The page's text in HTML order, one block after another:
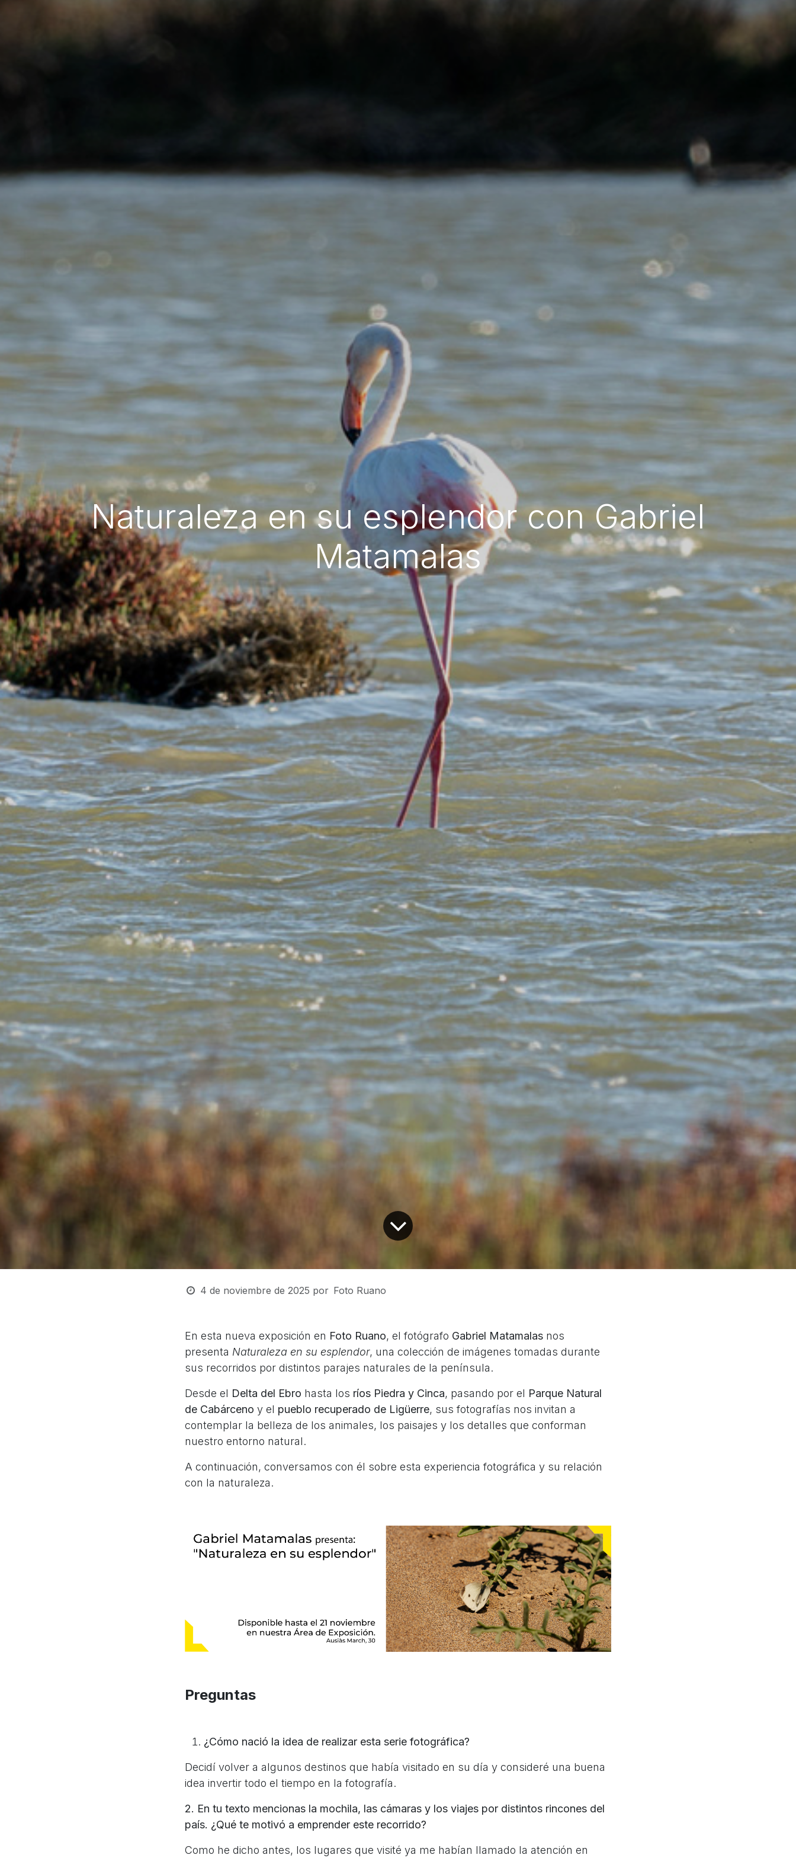
Naturaleza en su esplendor con Gabriel
Matamalas
4 de noviembre de 2025 por Foto Ruano
En esta nueva exposición en Foto Ruano, el fotógrafo Gabriel Matamalas nos
presenta Naturaleza en su esplendor, una colección de imágenes tomadas durante
sus recorridos por distintos parajes naturales de la península.
Desde el Delta del Ebro hasta los ríos Piedra y Cinca, pasando por el Parque Natural
de Cabárceno y el pueblo recuperado de Ligüerre, sus fotografías nos invitan a
contemplar la belleza de los animales, los paisajes y los detalles que conforman
nuestro entorno natural.
A continuación, conversamos con él sobre esta experiencia fotográfica y su relación
con la naturaleza.
Preguntas
¿Cómo nació la idea de realizar esta serie fotográfica?
Decidí volver a algunos destinos que había visitado en su día y consideré una buena
idea invertir todo el tiempo en la fotografía.
2. En tu texto mencionas la mochila, las cámaras y los viajes por distintos rincones del
país. ¿Qué te motivó a emprender este recorrido?
Como he dicho antes, los lugares que visité ya me habían llamado la atención en